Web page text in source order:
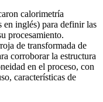
calorimetría
inglés) para definir las
procesamiento.
de transformada de
corroborar la estructura
en el proceso, con
características de